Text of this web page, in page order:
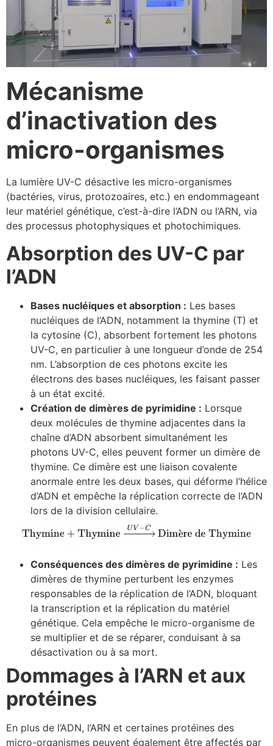
Mécanisme
d’inactivation des
micro-organismes
La lumière UV-C désactive les micro-organismes
(bactéries, virus, protozoaires, etc.) en endommageant
leur matériel génétique, c’est-à-dire l’ADN ou l’ARN, via
des processus photophysiques et photochimiques.
Absorption des UV-C par
l’ADN
Bases nucléiques et absorption : Les bases
nucléiques de l’ADN, notamment la thymine (T) et
la cytosine (C), absorbent fortement les photons
UV-C, en particulier à une longueur d’onde de 254
nm. L’absorption de ces photons excite les
électrons des bases nucléiques, les faisant passer
à un état excité.
Création de dimères de pyrimidine : Lorsque
deux molécules de thymine adjacentes dans la
chaîne d’ADN absorbent simultanément les
photons UV-C, elles peuvent former un dimère de
thymine. Ce dimère est une liaison covalente
anormale entre les deux bases, qui déforme l’hélice
d’ADN et empêche la réplication correcte de l’ADN
lors de la division cellulaire.
Conséquences des dimères de pyrimidine : Les
dimères de thymine perturbent les enzymes
responsables de la réplication de l’ADN, bloquant
la transcription et la réplication du matériel
génétique. Cela empêche le micro-organisme de
se multiplier et de se réparer, conduisant à sa
désactivation ou à sa mort.
Dommages à l’ARN et aux
protéines
En plus de l’ADN, l’ARN et certaines protéines des
micro-organismes peuvent également être affectés par